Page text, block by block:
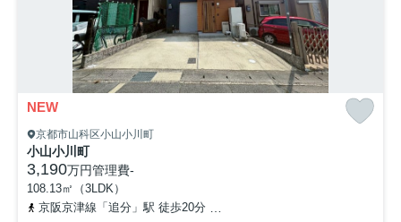
NEW
京都市山科区小山小川町
小山小川町
3,190万円管理費-
108.13㎡（3LDK）
京阪京津線「追分」駅 徒歩20分